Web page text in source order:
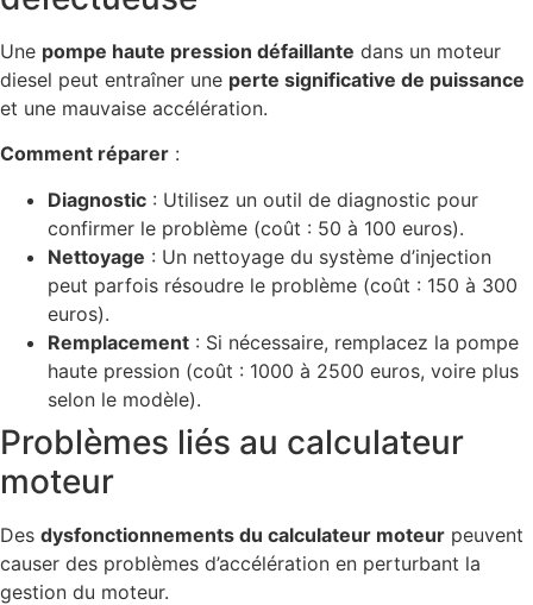
Une pompe haute pression défaillante dans un moteur
diesel peut entraîner une perte significative de puissance
et une mauvaise accélération.
Comment réparer :
Diagnostic : Utilisez un outil de diagnostic pour
confirmer le problème (coût : 50 à 100 euros).
Nettoyage : Un nettoyage du système d’injection
peut parfois résoudre le problème (coût : 150 à 300
euros).
Remplacement : Si nécessaire, remplacez la pompe
haute pression (coût : 1000 à 2500 euros, voire plus
selon le modèle).
Problèmes liés au calculateur
moteur
Des dysfonctionnements du calculateur moteur peuvent
causer des problèmes d’accélération en perturbant la
gestion du moteur.